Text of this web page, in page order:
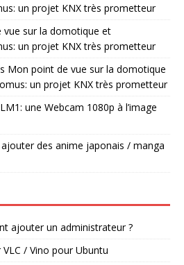
un projet KNX très prometteur
vue sur la domotique et
un projet KNX très prometteur
Mon point de vue sur la domotique
un projet KNX très prometteur
une Webcam 1080p à l’image
ajouter des anime japonais / manga
ajouter un administrateur ?
/ Vino pour Ubuntu